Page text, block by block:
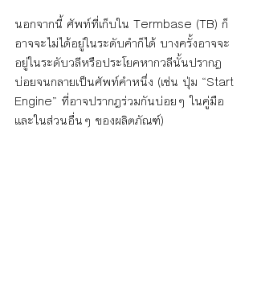
นอกจากนี้ ศัพท์ที่เก็บใน Termbase (TB) ก็
อาจจะไม่ได้อยู่ในระดับคำก็ได้ บางครั้งอาจจะ
อยู่ในระดับวลีหรือประโยคหากวลีนั้นปรากฎ
บ่อยจนกลายเป็นศัพท์คำหนึ่ง (เช่น ปุ่ม “Start
Engine” ที่อาจปรากฎร่วมกันบ่อยๆ ในคู่มือ
และในส่วนอื่นๆ ของผลิตภัณฑ์)